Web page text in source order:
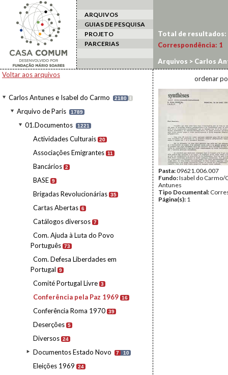
ARQUIVOS
GUIAS DE PESQUISA
PROJETO
PARCERIAS
Voltar aos arquivos
Carlos Antunes e Isabel do Carmo 2180 I
Arquivo de Paris 1789
01.Documentos 1221
Actividades Culturais 20
Associações Emigrantes 11
Bancários 2
BASE 9
Brigadas Revolucionárias 35
Cartas Abertas 6
Catálogos diversos 7
Com. Ajuda à Luta do Povo
Português 73
Com. Defesa Liberdades em
Portugal
9
Comité Portugal Livre 3
Conferência pela Paz 1969 16
Conferência Roma 1970 39
Deserções 5
Diversos 24
Documentos Estado Novo 7 10
Eleições 1969 24
Total de resultados:
Correspondência: 1
Arquivos > Carlos
1969
ordenar
Pasta:09621.006.007
Fundo:Isabel do Carmo/
Antunes
Tipo Documental:
Página(s): 1